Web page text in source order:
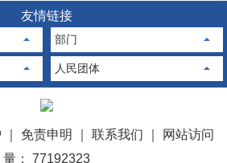
友情链接
部门
人民团体
免责申明 联系我们
网站访问
量： 77192323